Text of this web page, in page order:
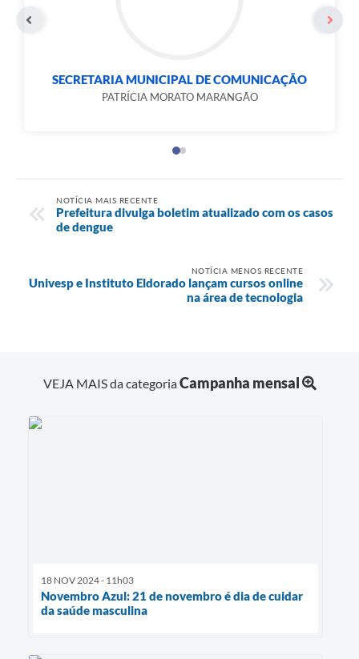
SECRETARIA MUNICIPAL DE COMUNICAÇÃO
PATRÍCIA MORATO MARANGÃO
NOTÍCIA MAIS RECENTE
Prefeitura divulga boletim atualizado com os casos
de dengue
NOTÍCIA MENOS RECENTE
Univesp e Instituto Eldorado lançam cursos online
na área de tecnologia
VEJA MAIS da categoriaCampanha mensal
18 NOV 2024 - 11h03
Novembro Azul: 21 de novembro é dia de cuidar
da saúde masculina